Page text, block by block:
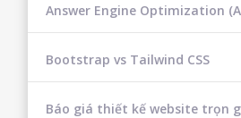
Answer Engine Optimization
Bootstrap vs Tailwind CSS
Báo giá thiết kế website trọn